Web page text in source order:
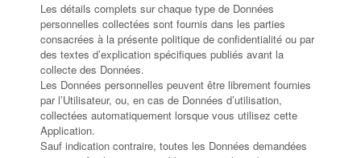
Les détails complets sur chaque type de Données
personnelles collectées sont fournis dans les parties
consacrées à la présente politique de confidentialité ou par
des textes d’explication spécifiques publiés avant la
collecte des Données.
Les Données personnelles peuvent être librement fournies
par l’Utilisateur, ou, en cas de Données d’utilisation,
collectées automatiquement lorsque vous utilisez cette
Application.
Sauf indication contraire, toutes les Données demandées